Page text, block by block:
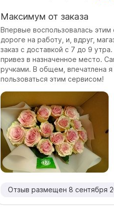
Максимум от заказа
Впервые воспользовалась
дороге на работу, и, вдруг,
заказ с доставкой с 7 до 9
привез в назначенное место.
ручками. В общем, впечатлена
пользоваться этим сервисом!
Отзыв размещен 8 сентября